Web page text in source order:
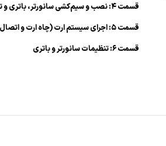
قسمت ۴: نصب و سیم‌کشی سانورتر، باتری و تابلو برق
قسمت ۵: اجرای سیستم ارت (چاه ارت و اتصال زمین)
قسمت ۶: تنظیمات سانورتر و باتری